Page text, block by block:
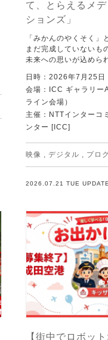
て、とらえるメ
ションズ」
「みかんのやくそく
まだ完成していないも
未来への思いが込めら
日時：2026年7月25
会場：ICC ギャラリー
ライン会場）
主催：NTTインターコ
ンター [ICC]
映像 , デジタル , プロ
2026.07.21 TUE
【街中でロボッ